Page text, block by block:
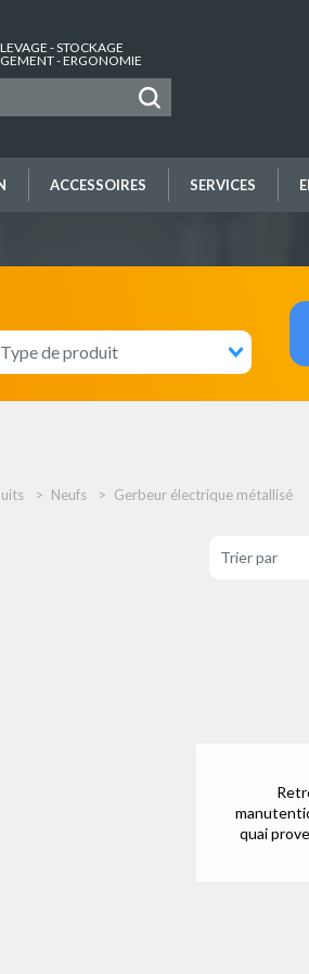
- STOCKAGE
- ERGONOMIE
ACCESSOIRES SERVICES
Neufs Gerbeur électrique métallisé
quai